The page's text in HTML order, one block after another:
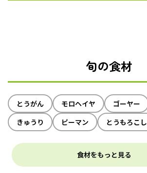
旬の食材
とうがん モロヘイヤ ゴーヤー
きゅうり
ピーマン とうもろこし
食材をもっと見る